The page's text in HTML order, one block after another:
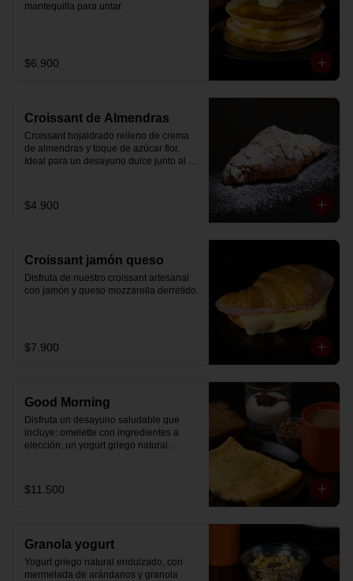
mantequilla para untar.
$6.900
Croissant de Almendras
Croissant hojaldrado relleno de crema
de almendras y toque de azúcar flor.
Ideal para un desayuno dulce junto al
$4.900
Croissant jamón queso
Disfruta de nuestro croissant artesanal
con jamón y queso mozzarella derretido.
$7.900
Good Morning
Disfruta un desayuno saludable que
incluye: omelette con ingredientes a
elección, un yogurt griego natural
Breakfast y granola (endulzada con
miel), más un café o té a elección y un
$11.500
Granola yogurt
Yogurt griego natural endulzado, con
mermelada de arándanos y granola